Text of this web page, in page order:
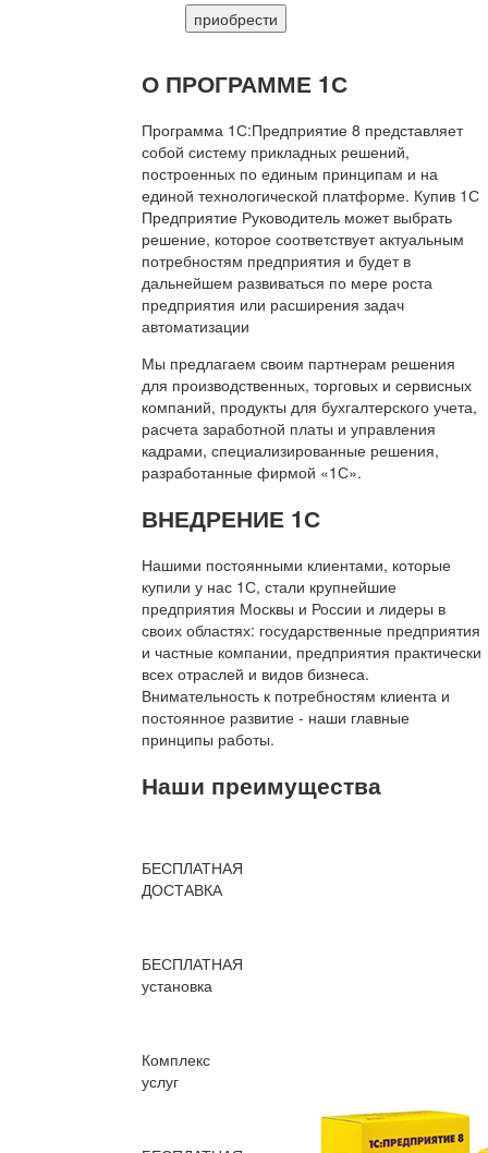
приобрести
О ПРОГРАММЕ 1С
Программа 1С:Предприятие 8 представляет
собой систему прикладных решений,
построенных по единым принципам и на
единой технологической платформе. Купив 1С
Предприятие Руководитель может выбрать
решение, которое соответствует актуальным
потребностям предприятия и будет в
дальнейшем развиваться по мере роста
предприятия или расширения задач
автоматизации
Мы предлагаем своим партнерам решения
для производственных, торговых и сервисных
компаний, продукты для бухгалтерского учета,
расчета заработной платы и управления
кадрами, специализированные решения,
разработанные фирмой «1С».
ВНЕДРЕНИЕ 1С
Нашими постоянными клиентами, которые
купили у нас 1С, стали крупнейшие
предприятия Москвы и России и лидеры в
своих областях: государственные предприятия
и частные компании, предприятия практически
всех отраслей и видов бизнеса.
Внимательность к потребностям клиента и
постоянное развитие - наши главные
принципы работы.
Наши преимущества
БЕСПЛАТНАЯ
ДОСТАВКА
БЕСПЛАТНАЯ
установка
Комплекс
услуг